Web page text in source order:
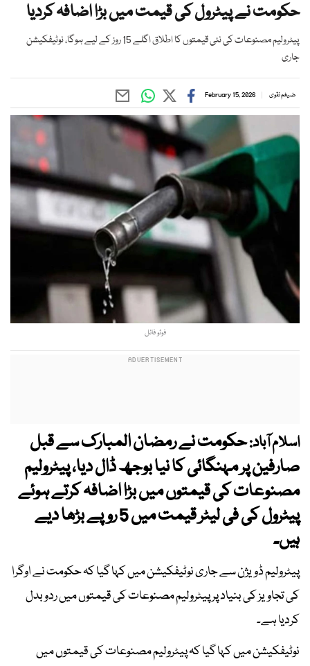
حکومت نے پیٹرول کی قیمت میں بڑا اضافہ کردیا
پیٹرولیم مصنوعات کی نئی قیمتوں کا اطلاق اگلے 15 روز کے لیے ہوگا، نوٹیفکیشن
جاری
ضیغم نقوی February 15, 2026
فوٹو فائل
اسلام آباد:حکومت نے رمضان المبارک سے قبل
صارفین پر مہنگائی کا نیا بوجھ ڈال دیا، پیٹرولیم
مصنوعات کی قیمتوں میں بڑا اضافہ کرتے ہوئے
پیٹرول کی فی لیٹر قیمت میں 5 روپے بڑھا دیے
ہیں۔
پیٹرولیم ڈویژن سے جاری نوٹیفکیشن میں کہا گیا کہ حکومت نے اوگرا
کی تجاویز کی بنیاد پر پیٹرولیم مصنوعات کی قیمتوں میں ردوبدل
کردیا ہے۔
نوٹیفکیشن میں کہا گیا کہ پیٹرولیم مصنوعات کی قیمتوں میں